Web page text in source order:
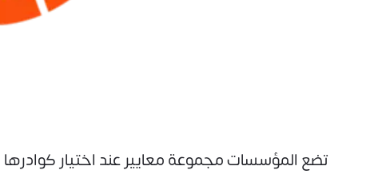
تضع المؤسسات مجموعة معايير عند اختيار كوادرها